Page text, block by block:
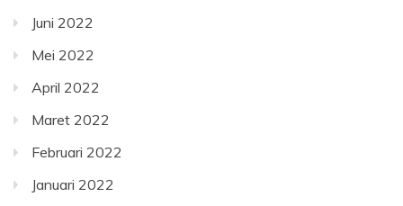
Juni 2022
Mei 2022
April 2022
Maret 2022
Februari 2022
Januari 2022